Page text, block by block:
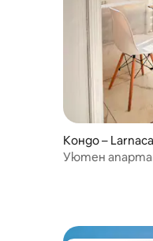
Кондо – Larnaca
Уютен